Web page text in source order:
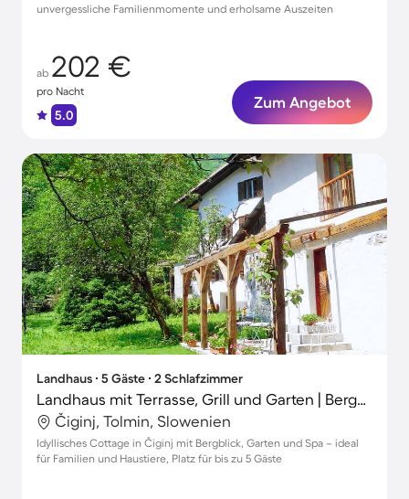
unvergessliche Familienmomente und erholsame Auszeiten
ab 202 €
pro Nacht
5.0
Zum Angebot
Landhaus ∙ 5 Gäste ∙ 2 Schlafzimmer
Landhaus mit Terrasse, Grill und Garten | Bergblick
Čiginj, Tolmin, Slowenien
Idyllisches Cottage in Čiginj mit Bergblick, Garten und Spa – ideal
für Familien und Haustiere, Platz für bis zu 5 Gäste